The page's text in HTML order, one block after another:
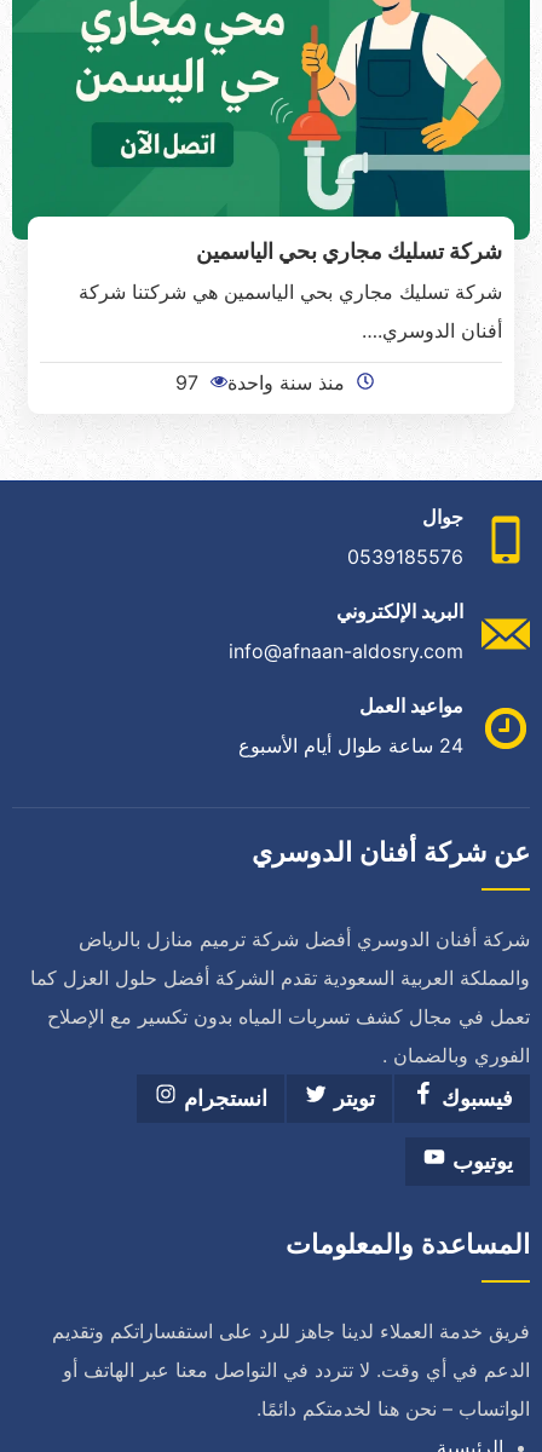
شركة تسليك مجاري بحي الياسمين
شركة تسليك مجاري بحي الياسمين هي شركتنا شركة
أفنان الدوسري.…
منذ سنة واحدة 97
جوال
0539185576
البريد الإلكتروني
info@afnaan-aldosry.com
مواعيد العمل
24 ساعة طوال أيام الأسبوع
عن شركة أفنان الدوسري
شركة أفنان الدوسري أفضل شركة ترميم منازل بالرياض
والمملكة العربية السعودية تقدم الشركة أفضل حلول العزل كما
تعمل في مجال كشف تسربات المياه بدون تكسير مع الإصلاح
الفوري وبالضمان .
فيسبوك
تويتر انستجرام
يوتيوب
المساعدة والمعلومات
فريق خدمة العملاء لدينا جاهز للرد على استفساراتكم وتقديم
الدعم في أي وقت. لا تتردد في التواصل معنا عبر الهاتف أو
الواتساب – نحن هنا لخدمتكم دائمًا.